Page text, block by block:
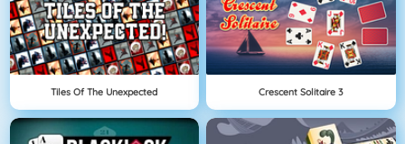
Tiles Of The Unexpected Crescent Solitaire 3